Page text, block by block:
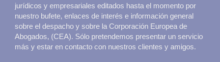
jurídicos y empresariales editados hasta el momento por
nuestro bufete, enlaces de interés e información general
sobre el despacho y sobre la Corporación Europea de
Abogados, (CEA). Sólo pretendemos presentar un servicio
más y estar en contacto con nuestros clientes y amigos.